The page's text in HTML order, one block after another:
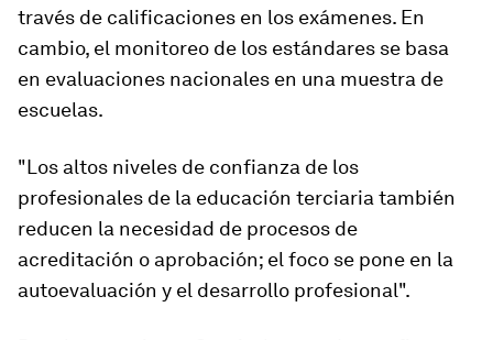
través de calificaciones en los exámenes. En
cambio, el monitoreo de los estándares se basa
en evaluaciones nacionales en una muestra de
escuelas.
"Los altos niveles de confianza de los
profesionales de la educación terciaria también
reducen la necesidad de procesos de
acreditación o aprobación; el foco se pone en la
autoevaluación y el desarrollo profesional".